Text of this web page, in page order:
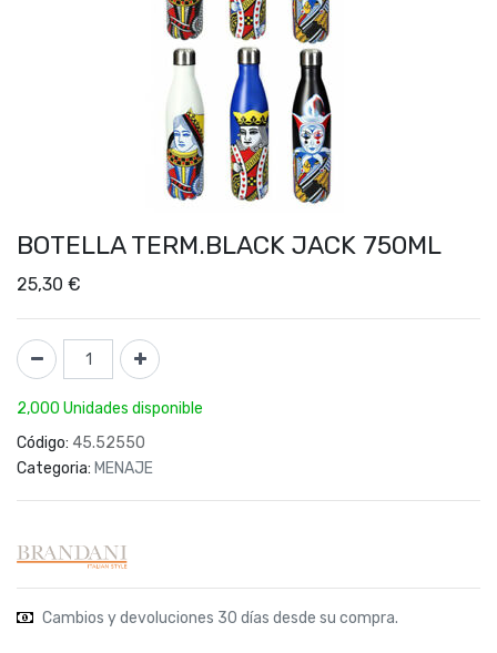
BOTELLA TERM.BLACK JACK 750ML
25,30 €
2,000 Unidades disponible
Código: 45.52550
Categoria: MENAJE
Cambios y devoluciones 30 días desde su compra.